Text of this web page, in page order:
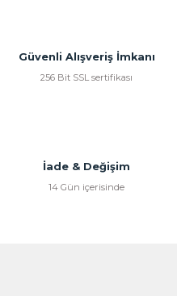
ederiz.
bulunuyor.
olmalı.
Güvenli Alışveriş İmkanı
256 Bit SSL sertifikası
İade & Değişim
14 Gün içerisinde